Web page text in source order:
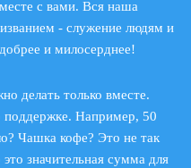
с вами. Вся наша
- служение людям и
и милосерднее!
делать только вместе.
Например, 50
Чашка кофе? Это не так
значительная сумма для